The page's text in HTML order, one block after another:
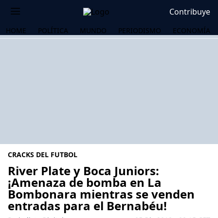
Contribuye
HOME POLÍTICA MUNDO PERIODISMO ECONOMÍA
CRACKS DEL FUTBOL
River Plate y Boca Juniors:
¡Amenaza de bomba en La
Bombonara mientras se venden
entradas para el Bernabéu!